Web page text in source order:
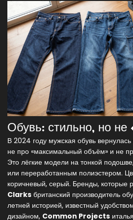
Обувь: стильно, но
В 2024 году мужская обувь
не про «максимальный объём» и не
Это лёгкие модели на тонкой
или переработанным полиэстером.
коричневый, серый. Бренды, которые
Clarks британский производитель
летней историей, известный
дизайном, Common Projects